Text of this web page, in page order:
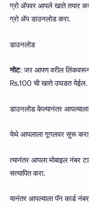
ग्रो ॲपवर आपले खाते तयार
ग्रो ॲप डाउनलोड करा.
डाउनलोड
नोट: जर आपण वरील
Rs.100 ची खाते उघडत येईल.
डाउनलोड केल्यानंतर
येथे आपलाला गूगलवर सुरू करा हे
त्यानंतर आपला मोबाइल नंबर
सत्यापित करा.
यानंतर आपल्याला पॅन कार्ड नंबर